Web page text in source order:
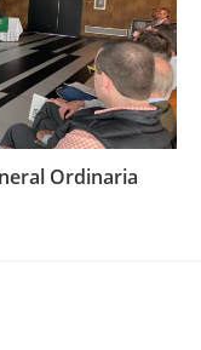
Ordinaria